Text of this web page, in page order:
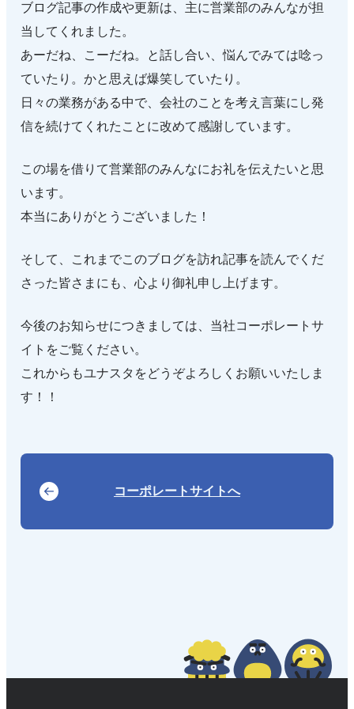
ブログ記事の作成や更新は、主に営業部のみんなが担
当してくれました。
あーだね、こーだね。と話し合い、悩んでみては唸っ
ていたり。かと思えば爆笑していたり。
日々の業務がある中で、会社のことを考え言葉にし発
信を続けてくれたことに改めて感謝しています。
この場を借りて営業部のみんなにお礼を伝えたいと思
います。
本当にありがとうございました！
そして、これまでこのブログを訪れ記事を読んでくだ
さった皆さまにも、心より御礼申し上げます。
今後のお知らせにつきましては、当社コーポレートサ
イトをご覧ください。
これからもユナスタをどうぞよろしくお願いいたしま
す！！
コーポレートサイトへ